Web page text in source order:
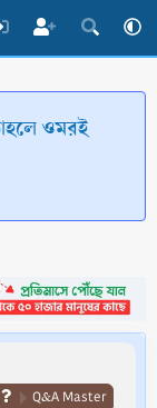
ওমরই
Q&A Master